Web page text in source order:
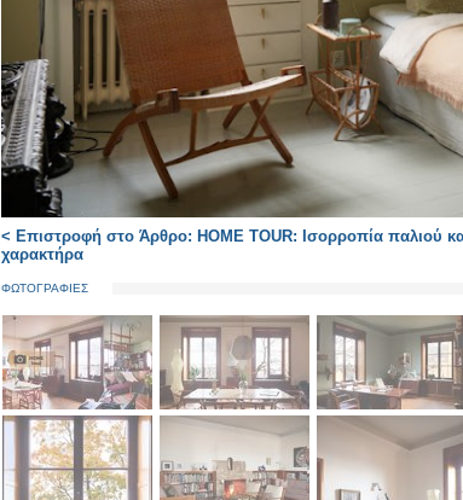
< Επιστροφή στο Άρθρο: HOME TOUR: Ισορροπία παλιού
χαρακτήρα
ΦΩΤΟΓΡΑΦΙΕΣ